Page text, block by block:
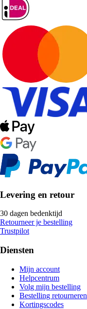
Levering en retour
30 dagen bedenktijd
Retourneer je bestelling
Trustpilot
Diensten
Mijn account
Helpcentrum
Volg mijn bestelling
Bestelling retourneren
Kortingscodes